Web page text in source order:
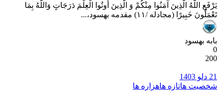
يَرْفَعِ اللَّهُ الَّذِينَ آمَنُوا مِنْكُمْ وَ الَّذِينَ أُوتُوا الْعِلْمَ دَرَجَاتٍ وَاللَّهُ بِمَا
تَعْمَلُونَ خَبِيرًا (مجادله /۱۱) مقدمه بهسود،...
بابه بهسود
0
200
21 دلو 1403
شخصیت هاتازه هاهزاره ها